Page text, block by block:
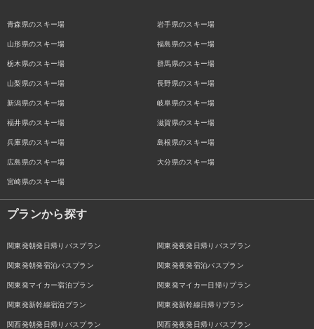
青森県のスキー場 岩手県のスキー場
山形県のスキー場 福島県のスキー場
栃木県のスキー場 群馬県のスキー場
山梨県のスキー場 長野県のスキー場
新潟県のスキー場 岐阜県のスキー場
福井県のスキー場 滋賀県のスキー場
兵庫県のスキー場 島根県のスキー場
広島県のスキー場 大分県のスキー場
宮崎県のスキー場
プランから探す
関東発朝発日帰りバスプラン 関東発夜発日帰りバスプラン
関東発朝発宿泊バスプラン 関東発夜発宿泊バスプラン
関東発マイカー宿泊プラン 関東発マイカー日帰りプラン
関東発新幹線宿泊プラン 関東発新幹線日帰りプラン
関西発朝発日帰りバスプラン 関西発夜発日帰りバスプラン